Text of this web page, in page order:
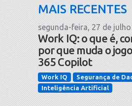
MAIS RECENTES
segunda-feira, 27 de julho
Work IQ: o que é,
por que muda o
365 Copilot
Work IQ Segurança de
Inteligência Artificial